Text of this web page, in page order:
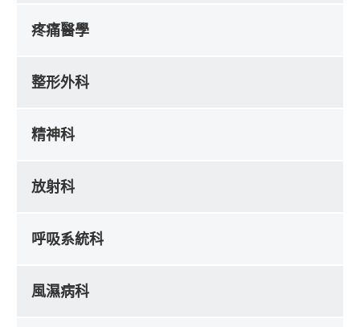
疼痛醫學
整形外科
精神科
放射科
呼吸系統科
風濕病科